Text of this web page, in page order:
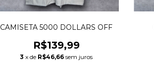
CAMISETA 5000 DOLLARS OFF
R$139,99
3 x de R$46,66 sem juros